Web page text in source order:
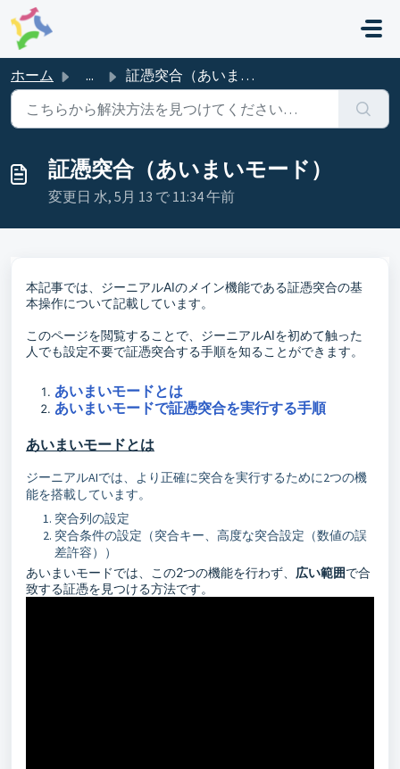
メインコンテンツに移動
ホーム ... 証憑突合（あいまいモード）
証憑突合（あいまいモード）
変更日 水, 5月 13 で 11:34 午前
本記事では、ジーニアルAIのメイン機能である証憑突合の基
本操作について記載しています。
このページを閲覧することで、ジーニアルAIを初めて触った
人でも設定不要で証憑突合する手順を知ることができます。
あいまいモードとは
あいまいモードで証憑突合を実行する手順
あいまいモードとは
ジーニアルAIでは、より正確に突合を実行するために2つの機
能を搭載しています。
突合列の設定
突合条件の設定（突合キー、高度な突合設定（数値の誤
差許容））
あいまいモードでは、この2つの機能を行わず、 広い範囲で合
致する証憑を見つける方法です。